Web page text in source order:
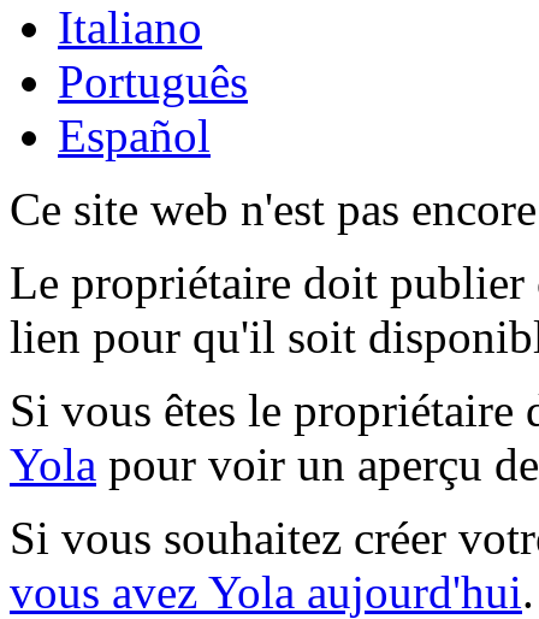
Italiano
Português
Español
Ce site web n'est pas
Le propriétaire doit publier
lien pour qu'il soit
Si vous êtes le propriétaire
Yola pour voir un aperçu
Si vous souhaitez créer
vous avez Yola aujourd'hui.